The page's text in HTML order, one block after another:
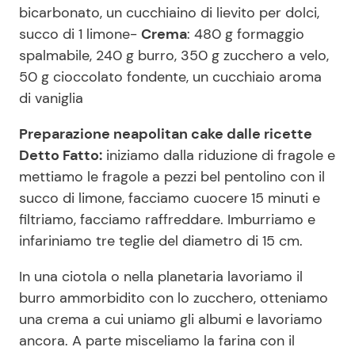
Contattaci
Pubblicità
Privacy Policy
bicarbonato, un cucchiaino di lievito per dolci,
succo di 1 limone- Crema: 480 g formaggio
spalmabile, 240 g burro, 350 g zucchero a velo,
50 g cioccolato fondente, un cucchiaio aroma
di vaniglia
Preparazione neapolitan cake dalle ricette
Detto Fatto: iniziamo dalla riduzione di fragole e
mettiamo le fragole a pezzi bel pentolino con il
succo di limone, facciamo cuocere 15 minuti e
filtriamo, facciamo raffreddare. Imburriamo e
infariniamo tre teglie del diametro di 15 cm.
In una ciotola o nella planetaria lavoriamo il
burro ammorbidito con lo zucchero, otteniamo
una crema a cui uniamo gli albumi e lavoriamo
ancora. A parte misceliamo la farina con il